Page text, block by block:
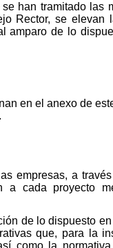
han tramitado las
Rector, se elevan
amparo de lo
en el anexo de
empresas, a
cada proyecto
de lo dispuesto
que, para la
como la